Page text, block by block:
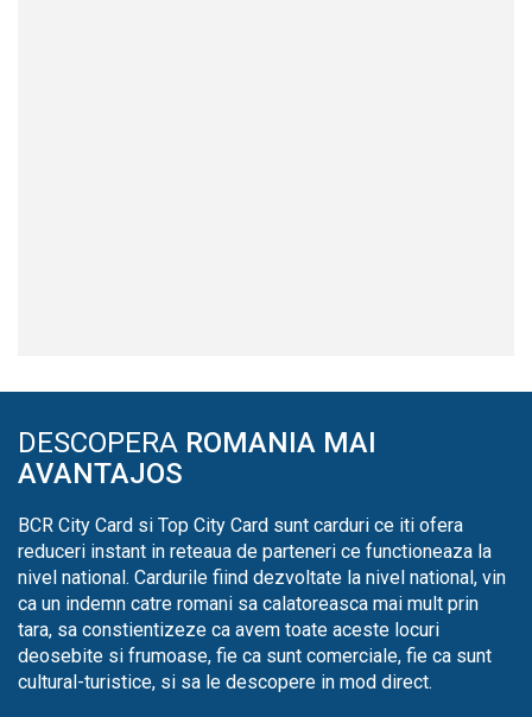
DESCOPERA ROMANIA MAI
AVANTAJOS
BCR City Card si Top City Card sunt carduri ce iti ofera
reduceri instant in reteaua de parteneri ce functioneaza la
nivel national. Cardurile fiind dezvoltate la nivel national, vin
ca un indemn catre romani sa calatoreasca mai mult prin
tara, sa constientizeze ca avem toate aceste locuri
deosebite si frumoase, fie ca sunt comerciale, fie ca sunt
cultural-turistice, si sa le descopere in mod direct.